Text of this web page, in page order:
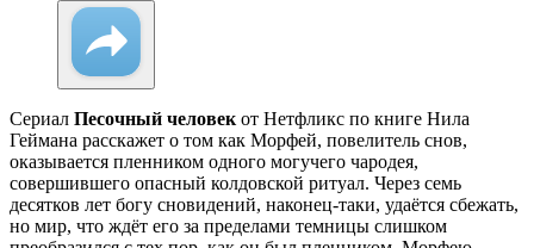
Сериал Песочный человекот Нетфликс по книге Нила
Геймана расскажет о том как Морфей, повелитель снов,
оказывается пленником одного могучего чародея,
совершившего опасный колдовской ритуал. Через семь
десятков лет богу сновидений, наконец-таки, удаётся сбежать,
но мир, что ждёт его за пределами темницы слишком